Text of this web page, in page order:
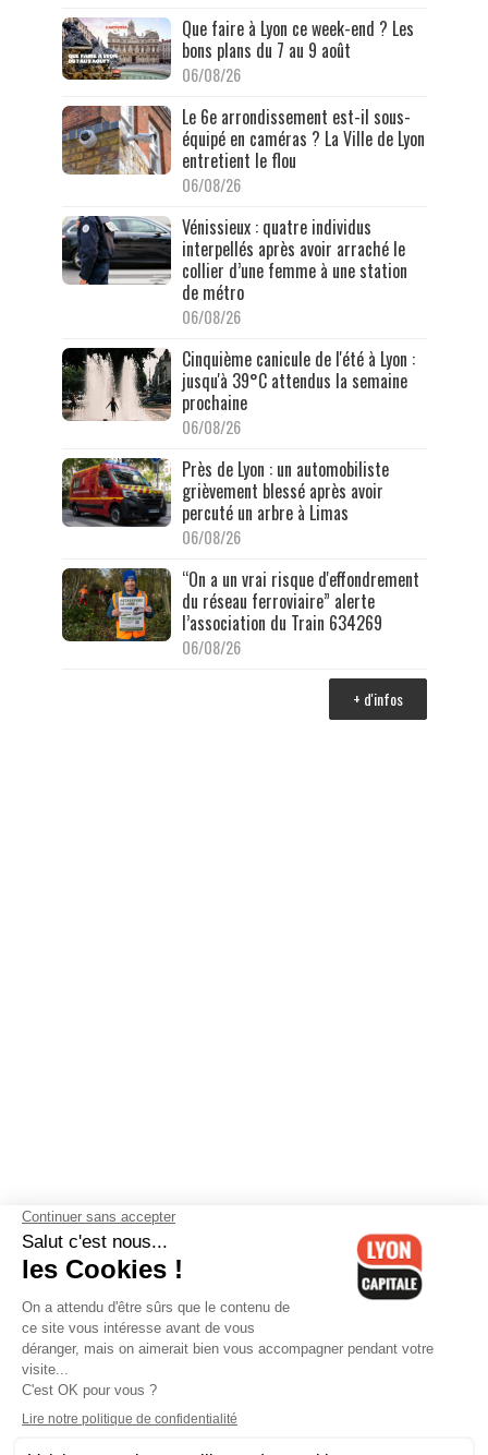
Que faire à Lyon ce week-end ? Les
bons plans du 7 au 9 août
06/08/26
Le 6e arrondissement est-il sous-
équipé en caméras ? La Ville de Lyon
entretient le flou
06/08/26
Vénissieux : quatre individus
interpellés après avoir arraché le
collier d’une femme à une station
de métro
06/08/26
Cinquième canicule de l'été à Lyon :
jusqu'à 39°C attendus la semaine
prochaine
06/08/26
Près de Lyon : un automobiliste
grièvement blessé après avoir
percuté un arbre à Limas
06/08/26
“On a un vrai risque d'effondrement
du réseau ferroviaire” alerte
l’association du Train 634269
06/08/26
+ d'infos